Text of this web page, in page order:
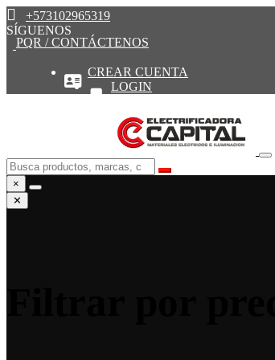
+573102965319
SÍGUENOS
PQR / CONTÁCTENOS
CREAR CUENTA
LOGIN
×
✕